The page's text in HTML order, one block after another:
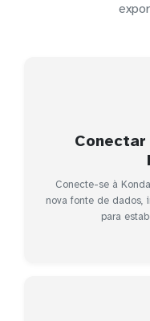
Conectar
Conecte-se à
nova fonte de dados,
para